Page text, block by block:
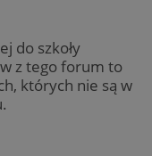
do szkoły
z tego forum to
których nie są w